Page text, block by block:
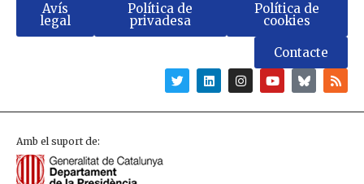
Avís
legal
Política de
privadesa
Política de
cookies
Contacte
Amb el suport de: